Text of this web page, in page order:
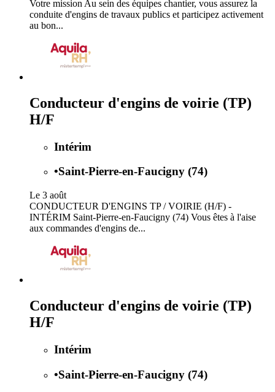
Votre mission Au sein des équipes chantier, vous assurez la
conduite d'engins de travaux publics et participez activement
au bon...
Conducteur d'engins de voirie (TP)
H/F
Intérim
•Saint-Pierre-en-Faucigny (74)
Le 3 août
CONDUCTEUR D'ENGINS TP / VOIRIE (H/F) -
INTÉRIM Saint-Pierre-en-Faucigny (74) Vous êtes à l'aise
aux commandes d'engins de...
Conducteur d'engins de voirie (TP)
H/F
Intérim
•Saint-Pierre-en-Faucigny (74)